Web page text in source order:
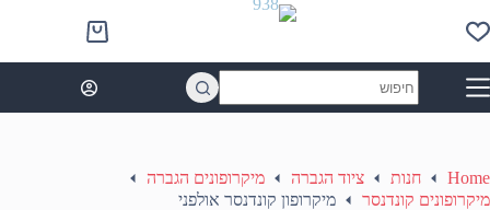
to
content
Shopping
cart
results
Home חנות ציוד הגברה
מיקרופונים הגברה
מיקרופונים קונדנסר
מיקרופון קונדנסר אולפני